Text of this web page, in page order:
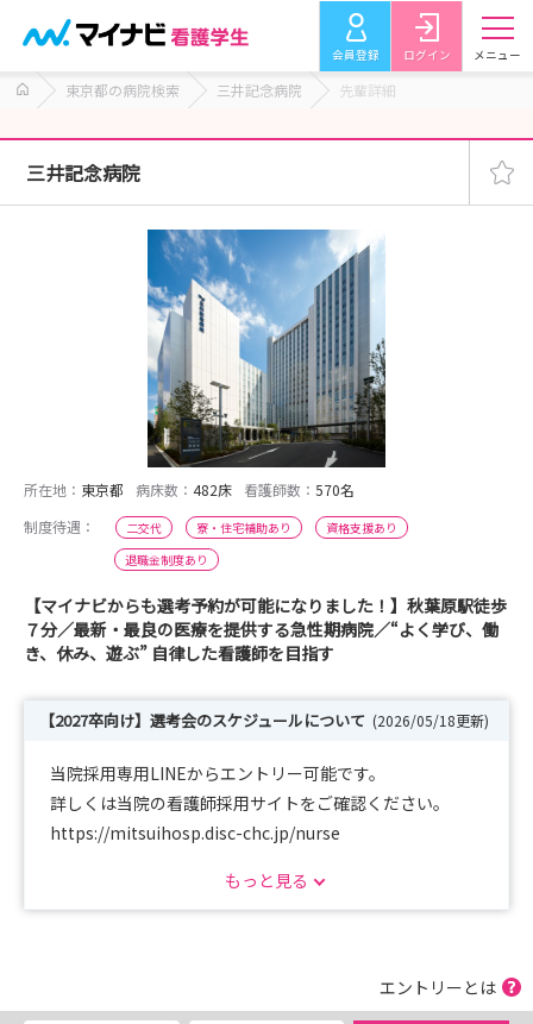
会員登録 ログイン メニュー
東京都の病院検索 三井記念病院 先輩詳細
三井記念病院
所在地： 東京都 病床数： 482床 看護師数： 570名
制度待遇：
二交代 寮・住宅補助あり
資格支援あり
退職金制度あり
【マイナビからも選考予約が可能になりました！】秋葉原駅徒歩
７分／最新・最良の医療を提供する急性期病院／“よく学び、働
き、休み、遊ぶ” 自律した看護師を目指す
【2027卒向け】選考会のスケジュールについて (2026/05/18更新)
当院採用専用LINEからエントリー可能です。
詳しくは当院の看護師採用サイトをご確認ください。
https://mitsuihosp.disc-chc.jp/nurse
以下、選考会の開催スケジュールとなります。
【第2回】4月26日（日）／〆切：4月3日（金）
【第3回】5月16日（土）／〆切：4月24日（金）
もっと見る
エントリーとは